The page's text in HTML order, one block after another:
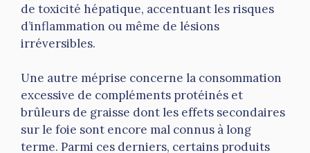
de toxicité hépatique, accentuant les risques
d’inflammation ou même de lésions
irréversibles.
Une autre méprise concerne la consommation
excessive de compléments protéinés et
brûleurs de graisse dont les effets secondaires
sur le foie sont encore mal connus à long
terme. Parmi ces derniers, certains produits